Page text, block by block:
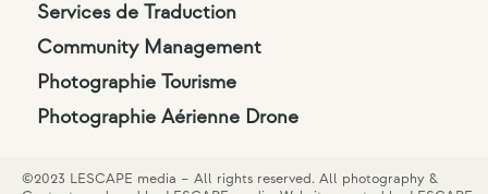
Services de Traduction
Community Management
Photographie Tourisme
Photographie Aérienne Drone
©2023 LESCAPE media – All rights reserved. All photography &